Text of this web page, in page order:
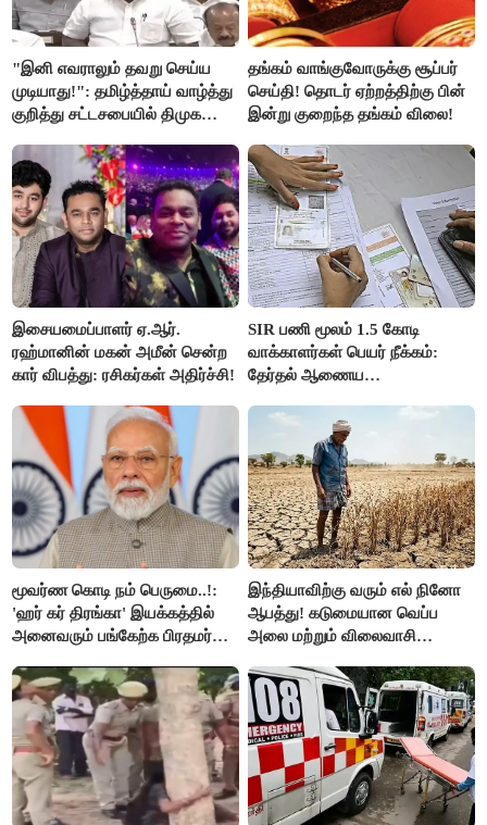
"இனி எவராலும் தவறு செய்ய
முடியாது!": தமிழ்த்தாய் வாழ்த்து
குறித்து சட்டசபையில் திமுக
தங்கம் வாங்குவோருக்கு சூப்பர்
செய்தி! தொடர் ஏற்றத்திற்கு பின்
இன்று குறைந்த தங்கம் விலை!
இசையமைப்பாளர் ஏ.ஆர்.
ரஹ்மானின் மகன் அமீன் சென்ற
கார் விபத்து: ரசிகர்கள் அதிர்ச்சி!
SIR பணி மூலம் 1.5 கோடி
வாக்காளர்கள் பெயர் நீக்கம்:
தேர்தல் ஆணைய
மூவர்ண கொடி நம் பெருமை..!:
'ஹர் கர் திரங்கா' இயக்கத்தில்
அனைவரும் பங்கேற்க பிரதமர்
இந்தியாவிற்கு வரும் எல் நினோ
ஆபத்து! கடுமையான வெப்ப
அலை மற்றும் விலைவாசி